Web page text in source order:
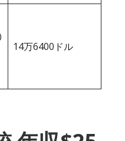
14万6400ドル